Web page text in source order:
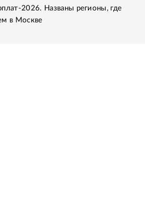
2026. Названы регионы, где
в Москве